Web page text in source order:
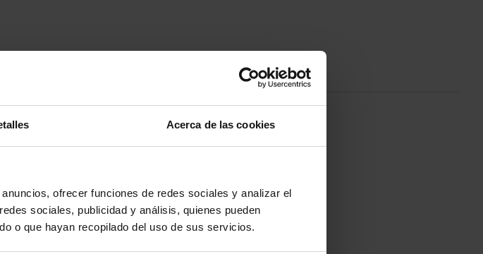
Acerca de las cookies
ofrecer funciones de redes sociales y analizar el
sociales, publicidad y análisis, quienes pueden
o que hayan recopilado del uso de sus servicios.